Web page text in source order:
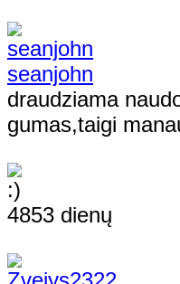
seanjohn
draudziama
gumas,taigi
4853 dienų